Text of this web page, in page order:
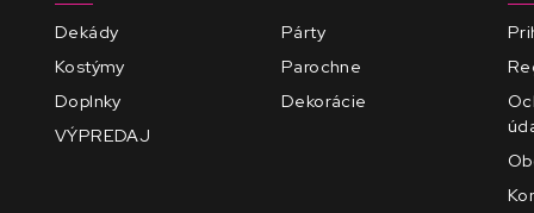
Dekády
Párty
Kostýmy
Parochne
Doplnky
Dekorácie
VÝPREDAJ